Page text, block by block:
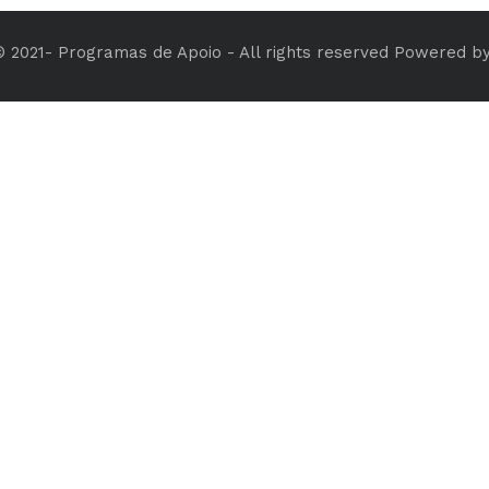
2021- Programas de Apoio - All rights reserved Powered